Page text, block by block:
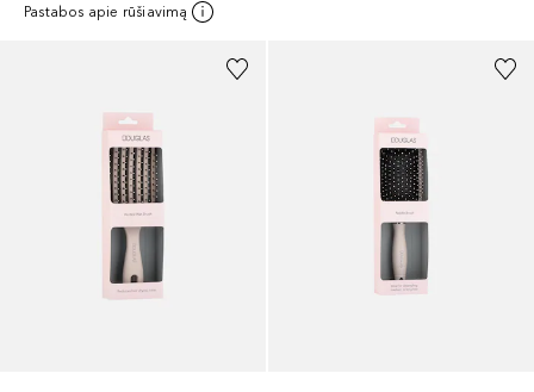
Pastabos apie rūšiavimą